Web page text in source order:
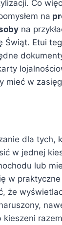
Co
na
na
Świąt. Etui
mieć w
dla tych,
w jednej
lub
w praktyczne
że
razem